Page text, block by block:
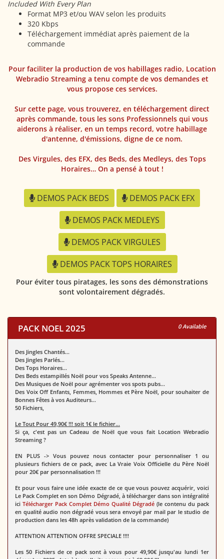
Included With Every Plan
Format MP3 et/ou WAV selon les produits
320 Kbps
Téléchargement immédiat après paiement de la
commande
Pour faciliter la production de vos habillages radio, Location
Webradio Streaming a tenu compte de vos demandes et
vous propose ces services.
Sur cette page, vous trouverez, en téléchargement direct
après commande, tous les sons Professionnels qui vous
aiderons à réaliser, en un temps record, votre habillage
d'antenne, d'émissions, digne de ce nom.
Des Virgules, des EFX, des Beds, des Medleys, des Tops
Horaires… On a pensé à tout !
DEMOS PACK BEDS
DEMOS PACK EFX
DEMOS PACK MEDLEYS
DEMOS PACK VIRGULES
DEMOS PACK TOPS HORAIRES
Pour éviter tous piratages, les sons des démonstrations
sont volontairement dégradés.
PACK NOEL 2025 0 Available
Des Jingles Chantés...
Des Jingles Parlés...
Des Tops Horaires...
Des Beds estampillés Noël pour vos Speaks Antenne...
Des Musiques de Noël pour agrémenter vos spots pubs...
Des Voix Off Enfants, Femmes, Hommes et Père Noël, pour souhaiter de
Bonnes Fêtes à vos Auditeurs...
50 Fichiers,
Le Tout Pour 49,90€ !!! soit 1€ le fichier...
Si ça, c'est pas un Cadeau de Noël que vous fait Location Webradio
Streaming ?
EN PLUS ->Vous pouvez nous contacter pour personnaliser 1 ou
plusieurs fichiers de ce pack, avec La Vraie Voix Officielle du Père Noël
pour 20€ par personnalisation !!!
Et pour vous faire une idée exacte de ce que vous pouvez acquérir, voici
Le Pack Complet en son Démo Dégradé, à télécharger dans son intégralité
ici Télécharger Pack Complet Démo Qualité Dégradé (le contenu du pack
en qualité audio non dégradé vous sera envoyé par mail par le studio de
production dans les 48h après validation de la commande)
ATTENTION ATTENTION OFFRE SPECIALE !!!!
Les 50 Fichiers de ce pack sont à vous pour 49,90€ jusqu'au lundi 1er